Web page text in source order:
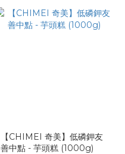
【CHIMEI 奇美】低磷鉀友
善中點 - 芋頭糕 (1000g)